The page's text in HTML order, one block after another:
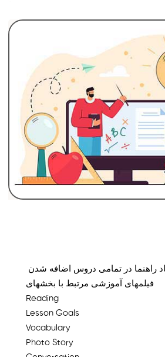
فیلمهای آموزشی مرتبط با بخشهای
Reading
Lesson Goals
Vocabulary
Photo Story